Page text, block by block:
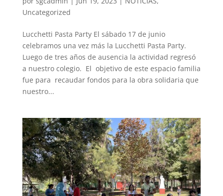
Uncategorized
Lucchetti Pasta Party El sábado 17 de junio
celebramos una vez más la Lucchetti Pasta Party.
Luego de tres años de ausencia la actividad regresó
a nuestro colegio. El objetivo de este espacio familia
fue para recaudar fondos para la obra solidaria que
nuestro...